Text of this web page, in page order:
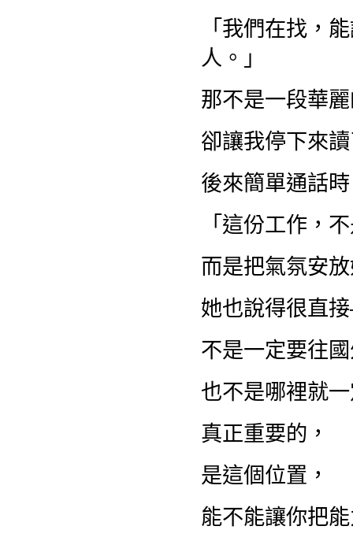
「我們在找，
人。」
那不是一段華
卻讓我停下來
後來簡單通話
「這份工作，
而是把氣氛安
她也說得很直
不是一定要往
也不是哪裡就
真正重要的，
是這個位置，
能不能讓你把